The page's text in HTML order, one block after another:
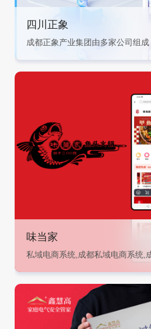
四川正象
成都正象产业集团由多家公司组
味当家
私域电商系统,成都私域电商系统,